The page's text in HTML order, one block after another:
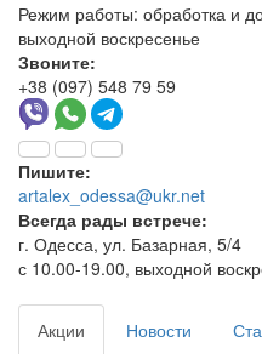
Режим работы: обработка и
выходной воскресенье
Звоните:
+38 (097) 548 79 59
Пишите:
artalex_odessa@ukr.net
Всегда рады встрече:
г. Одесса, ул. Базарная, 5/4
с 10.00-19.00, выходной
Акции Новости